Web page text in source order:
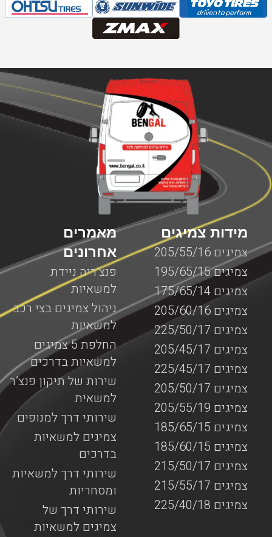
מאמרים
אחרונים
פנצ’ריה ניידת
למשאיות
ניהול צמיגים בצי רכב
למשאיות
החלפת 5 צמיגים
למשאיות בדרכים
שירות של תיקון פנצ’ר
למשאית
שירותי דרך למנופים
צמיגים למשאיות
בדרכים
שירותי דרך למשאיות
ומסחריות
שירותי דרך של
צמיגים למשאיות
מידות צמיגים
צמיגים 205/55/16
צמיגים 195/65/15
צמיגים 175/65/14
צמיגים 205/60/16
צמיגים 225/50/17
צמיגים 205/45/17
צמיגים 225/45/17
צמיגים 205/50/17
צמיגים 205/55/19
צמיגים 185/65/15
צמיגים 185/60/15
צמיגים 215/50/17
צמיגים 215/55/17
צמיגים 225/40/18